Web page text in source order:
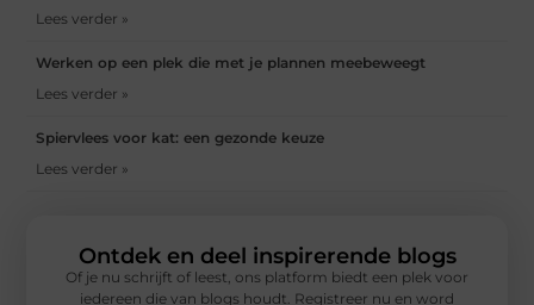
Lees verder »
Werken op een plek die met je plannen meebeweegt
Lees verder »
Spiervlees voor kat: een gezonde keuze
Lees verder »
Ontdek en deel inspirerende blogs
Of je nu schrijft of leest, ons platform biedt een plek voor
iedereen die van blogs houdt. Registreer nu en word